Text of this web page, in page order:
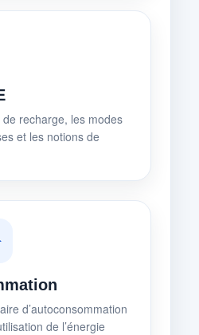
recharge, les modes
et les notions de
d’autoconsommation
de l’énergie